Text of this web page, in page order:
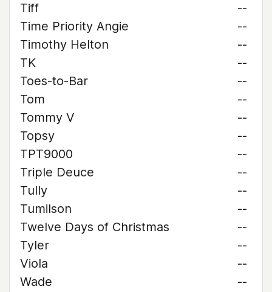
Tiff
--
Time Priority Angie
--
Timothy Helton
--
TK
--
Toes-to-Bar
--
Tom
--
Tommy V
--
Topsy
--
TPT9000
--
Triple Deuce
--
Tully
--
Tumilson
--
Twelve Days of Christmas
--
Tyler
--
Viola
--
Wade
--